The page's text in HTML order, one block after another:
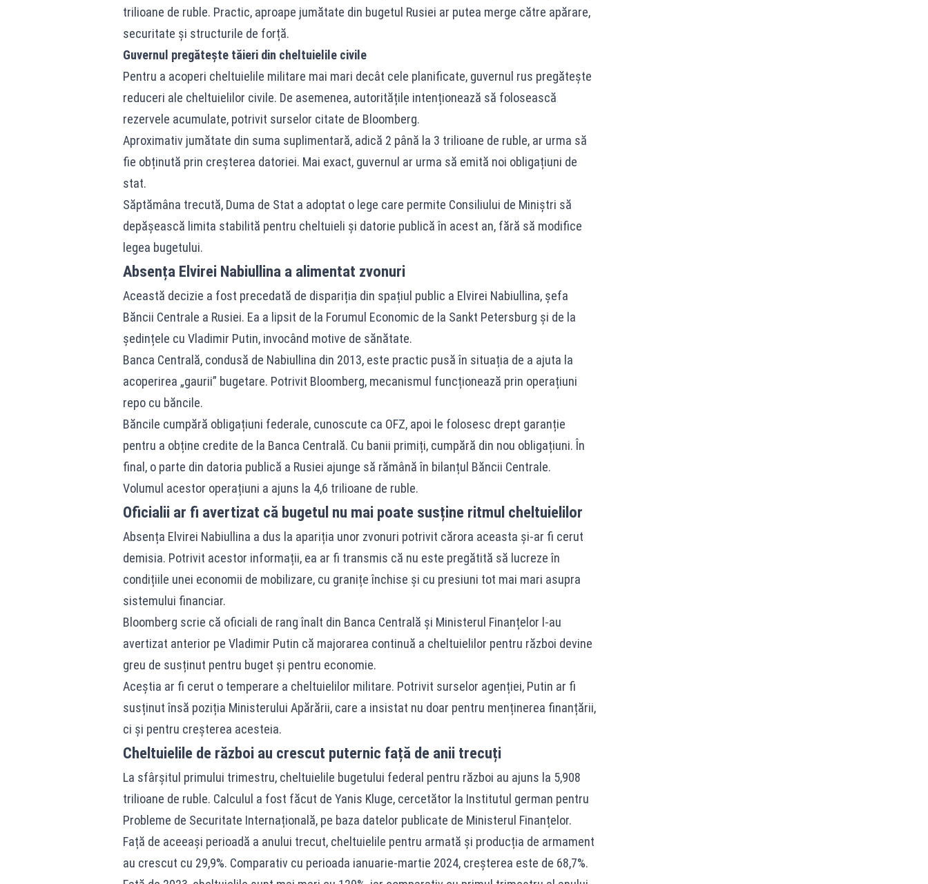
trilioane de ruble. Practic, aproape jumătate din bugetul Rusiei ar putea merge către apărare,
securitate și structurile de forță.
Guvernul pregătește tăieri din cheltuielile civile
Pentru a acoperi cheltuielile militare mai mari decât cele planificate, guvernul rus pregătește
reduceri ale cheltuielilor civile. De asemenea, autoritățile intenționează să folosească
rezervele acumulate, potrivit surselor citate de Bloomberg.
Aproximativ jumătate din suma suplimentară, adică 2 până la 3 trilioane de ruble, ar urma să
fie obținută prin creșterea datoriei. Mai exact, guvernul ar urma să emită noi obligațiuni de
stat.
Săptămâna trecută, Duma de Stat a adoptat o lege care permite Consiliului de Miniștri să
depășească limita stabilită pentru cheltuieli și datorie publică în acest an, fără să modifice
legea bugetului.
Absența Elvirei Nabiullina a alimentat zvonuri
Această decizie a fost precedată de dispariția din spațiul public a Elvirei Nabiullina, șefa
Băncii Centrale a Rusiei. Ea a lipsit de la Forumul Economic de la Sankt Petersburg și de la
ședințele cu Vladimir Putin, invocând motive de sănătate.
Banca Centrală, condusă de Nabiullina din 2013, este practic pusă în situația de a ajuta la
acoperirea „gaurii” bugetare. Potrivit Bloomberg, mecanismul funcționează prin operațiuni
repo cu băncile.
Băncile cumpără obligațiuni federale, cunoscute ca OFZ, apoi le folosesc drept garanție
pentru a obține credite de la Banca Centrală. Cu banii primiți, cumpără din nou obligațiuni. În
final, o parte din datoria publică a Rusiei ajunge să rămână în bilanțul Băncii Centrale.
Volumul acestor operațiuni a ajuns la 4,6 trilioane de ruble.
Oficialii ar fi avertizat că bugetul nu mai poate susține ritmul cheltuielilor
Absența Elvirei Nabiullina a dus la apariția unor zvonuri potrivit cărora aceasta și-ar fi cerut
demisia. Potrivit acestor informații, ea ar fi transmis că nu este pregătită să lucreze în
condițiile unei economii de mobilizare, cu granițe închise și cu presiuni tot mai mari asupra
sistemului financiar.
Bloomberg scrie că oficiali de rang înalt din Banca Centrală și Ministerul Finanțelor l-au
avertizat anterior pe Vladimir Putin că majorarea continuă a cheltuielilor pentru război devine
greu de susținut pentru buget și pentru economie.
Aceștia ar fi cerut o temperare a cheltuielilor militare. Potrivit surselor agenției, Putin ar fi
susținut însă poziția Ministerului Apărării, care a insistat nu doar pentru menținerea finanțării,
ci și pentru creșterea acesteia.
Cheltuielile de război au crescut puternic față de anii trecuți
La sfârșitul primului trimestru, cheltuielile bugetului federal pentru război au ajuns la 5,908
trilioane de ruble. Calculul a fost făcut de Yanis Kluge, cercetător la Institutul german pentru
Probleme de Securitate Internațională, pe baza datelor publicate de Ministerul Finanțelor.
Față de aceeași perioadă a anului trecut, cheltuielile pentru armată și producția de armament
au crescut cu 29,9%. Comparativ cu perioada ianuarie-martie 2024, creșterea este de 68,7%.